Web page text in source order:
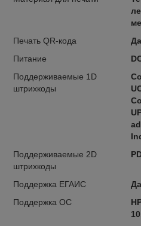
Печать QR-кода
Да
Питание
Поддерживаемые 1D
штрихкоды
Поддерживаемые 2D
штрихкоды
Поддержка ЕГАИС
Да
Поддержка ОС